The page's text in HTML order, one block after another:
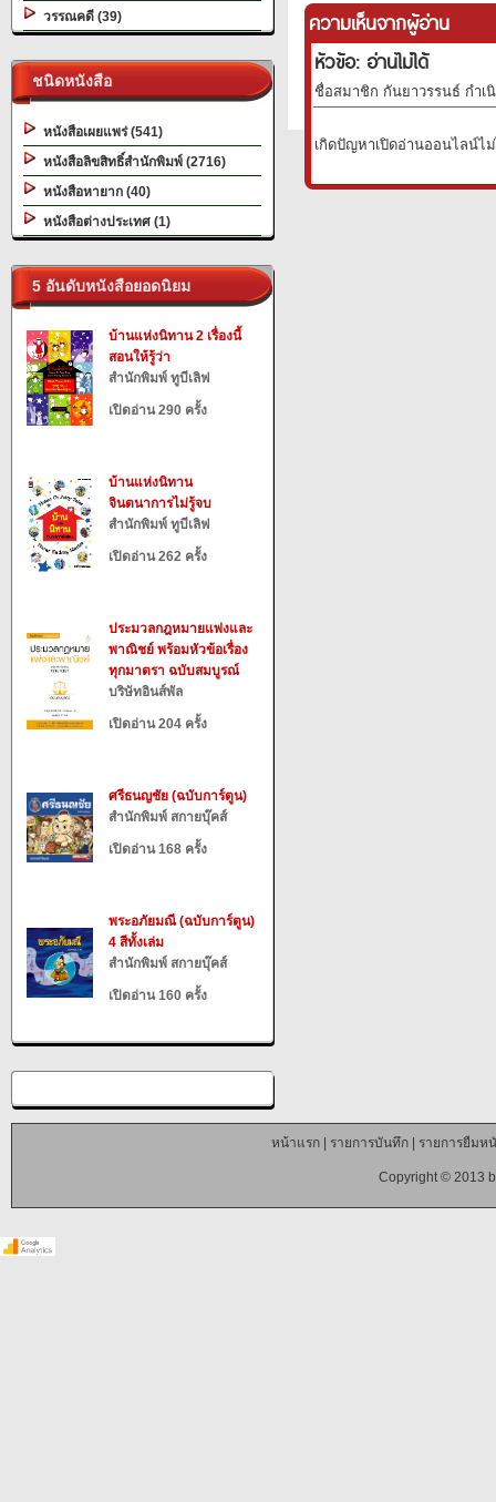
วรรณคดี (39)
ชนิดหนังสือ
หนังสือเผยแพร่ (541)
หนังสือลิขสิทธิ์สำนักพิมพ์ (2716)
หนังสือหายาก (40)
หนังสือต่างประเทศ (1)
5 อันดับหนังสือยอดนิยม
บ้านแห่งนิทาน 2 เรื่องนี้
สอนให้รู้ว่า
สำนักพิมพ์ ทูบีเลิฟ
เปิดอ่าน 290 ครั้ง
บ้านแห่งนิทาน
จินตนาการไม่รู้จบ
สำนักพิมพ์ ทูบีเลิฟ
เปิดอ่าน 262 ครั้ง
ประมวลกฎหมายแพ่งและ
พาณิชย์ พร้อมหัวข้อเรื่อง
ทุกมาตรา ฉบับสมบูรณ์
บริษัทอินส์พัล
เปิดอ่าน 204 ครั้ง
ศรีธนญชัย (ฉบับการ์ตูน)
สำนักพิมพ์ สกายบุ๊คส์
เปิดอ่าน 168 ครั้ง
พระอภัยมณี (ฉบับการ์ตูน)
4 สีทั้งเล่ม
สำนักพิมพ์ สกายบุ๊คส์
เปิดอ่าน 160 ครั้ง
ความเห็นจากผู้อ่าน
หัวข้อ: อ่านไม่ได้
ชื่อสมาชิก กันยาวรรนธ์ กำเ
เกิดปัญหาเปิดอ่านออนไลน์ไ
หน้าแรก| รายการบันทึก| รายการยืมห
Copyright © 2013